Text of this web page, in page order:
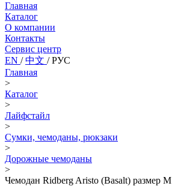
Главная
Каталог
О компании
Контакты
Сервис центр
EN /中文 /РУС
Главная
>
Каталог
>
Лайфстайл
>
Сумки, чемоданы, рюкзаки
>
Дорожные чемоданы
>
Чемодан Ridberg Aristo (Basalt) размер M